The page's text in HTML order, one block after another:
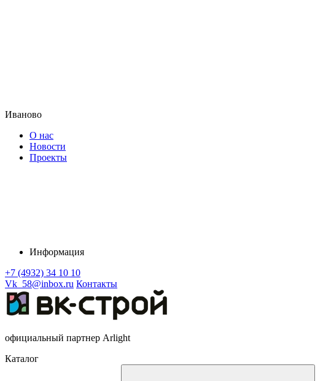
Иваново
О нас
Новости
Проекты
Информация
+7 (4932) 34 10 10
Vk_58@inbox.ru Контакты
официальный партнер Arlight
Каталог